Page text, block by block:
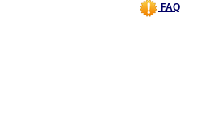
FAQ